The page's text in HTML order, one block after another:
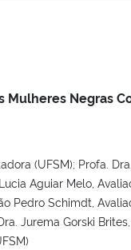
Mulheres Negras
(UFSM); Profa.
Aguiar Melo,
Pedro Schimdt,
Jurema Gorski